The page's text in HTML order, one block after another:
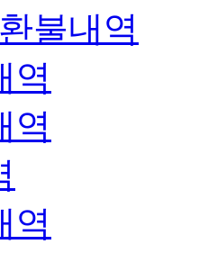
불내역
역
역
역